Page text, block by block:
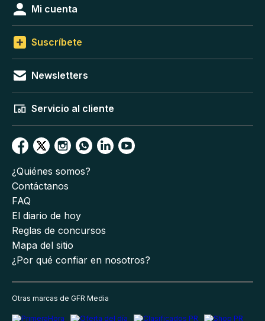
Mi cuenta
Suscríbete
Newsletters
Servicio al cliente
¿Quiénes somos?
Contáctanos
FAQ
El diario de hoy
Reglas de concursos
Mapa del sitio
¿Por qué confiar en nosotros?
Otras marcas de GFR Media